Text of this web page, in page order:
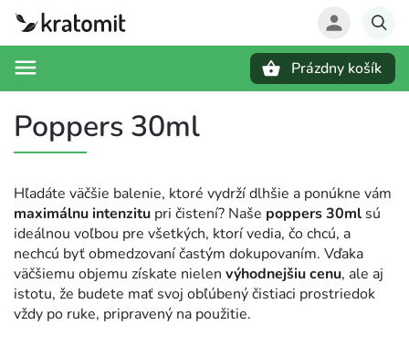
Prázdny košík
Poppers 30ml
Hľadáte väčšie balenie, ktoré vydrží dlhšie a ponúkne vám
maximálnu intenzitu pri čistení? Naše poppers 30ml sú
ideálnou voľbou pre všetkých, ktorí vedia, čo chcú, a
nechcú byť obmedzovaní častým dokupovaním. Vďaka
väčšiemu objemu získate nielen výhodnejšiu cenu, ale aj
istotu, že budete mať svoj obľúbený čistiaci prostriedok
vždy po ruke, pripravený na použitie.